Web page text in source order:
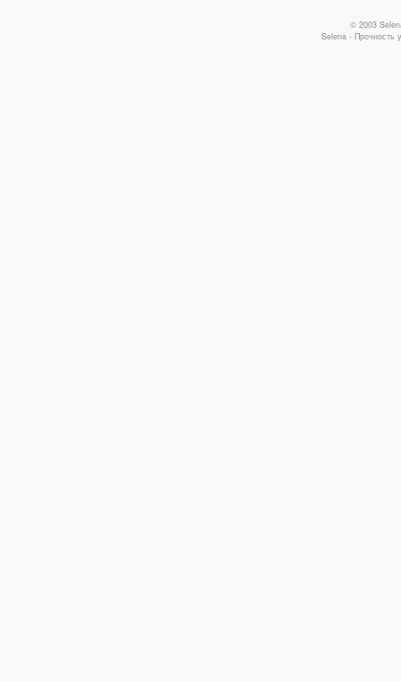
© 2003
Selena - Прочность